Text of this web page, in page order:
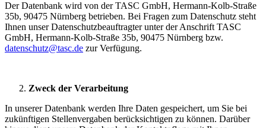
Der Datenbank wird von der TASC GmbH, Hermann-Kolb-Straße
35b, 90475 Nürnberg betrieben. Bei Fragen zum Datenschutz steht
Ihnen unser Datenschutzbeauftragter unter der Anschrift TASC
GmbH, Hermann-Kolb-Straße 35b, 90475 Nürnberg bzw.
datenschutz@tasc.de zur Verfügung.
Zweck der Verarbeitung
In unserer Datenbank werden Ihre Daten gespeichert, um Sie bei
zukünftigen Stellenvergaben berücksichtigen zu können. Darüber